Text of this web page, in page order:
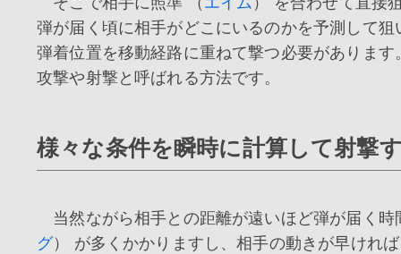
弾が届く頃に相手がどこにいるのかを予測して狙
弾着位置を移動経路に重ねて撃つ必要がありま
攻撃や射撃と呼ばれる方法です。
様々な条件を瞬時に計算して射撃
当然ながら相手との距離が遠いほど弾が届く時
グ） が多くかかりますし、相手の動きが早けれ